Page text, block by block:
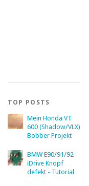
TOP POSTS
Mein Honda VT
600 (Shadow/VLX)
Bobber Projekt
BMW E90/91/92
iDrive Knopf
defekt - Tutorial